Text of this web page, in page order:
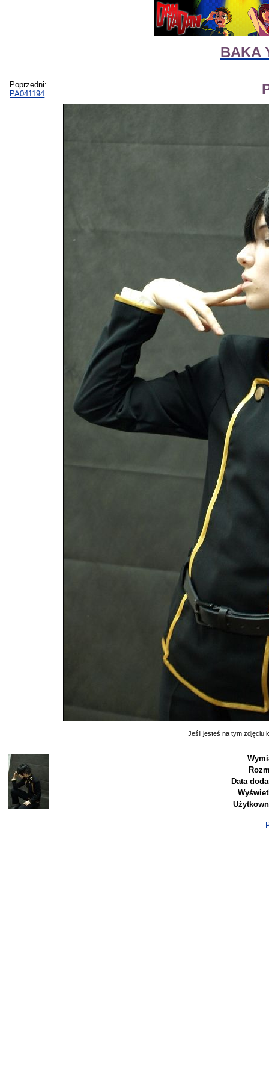
BAKA
Poprzedni:
PA041194
Jeśli jesteś na tym zdjęciu
Data